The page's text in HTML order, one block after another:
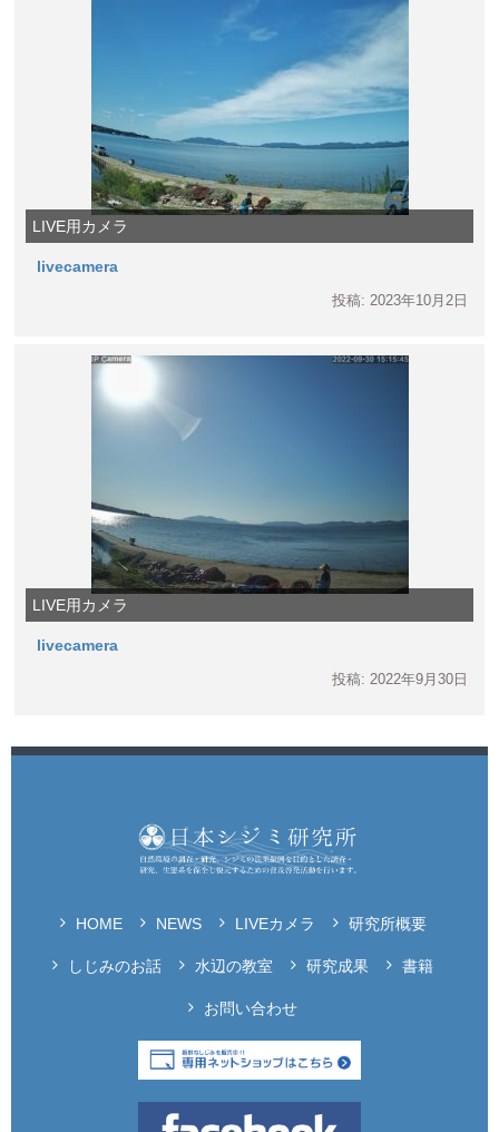
LIVE用カメラ
livecamera
投稿: 2023年10月2日
LIVE用カメラ
livecamera
投稿: 2022年9月30日
HOME NEWS LIVEカメラ 研究所概要
しじみのお話 水辺の教室 研究成果 書籍
お問い合わせ